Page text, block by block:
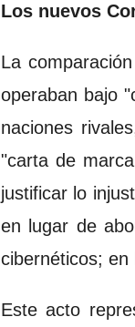
Los nuevos
La
operaban bajo
naciones
"carta de
justificar lo
en lugar de
cibernéticos;
Este acto